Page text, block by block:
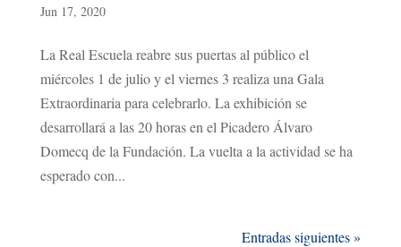
Jun 17, 2020
La Real Escuela reabre sus puertas al público el
miércoles 1 de julio y el viernes 3 realiza una Gala
Extraordinaria para celebrarlo. La exhibición se
desarrollará a las 20 horas en el Picadero Álvaro
Domecq de la Fundación. La vuelta a la actividad se ha
esperado con...
Entradas siguientes »